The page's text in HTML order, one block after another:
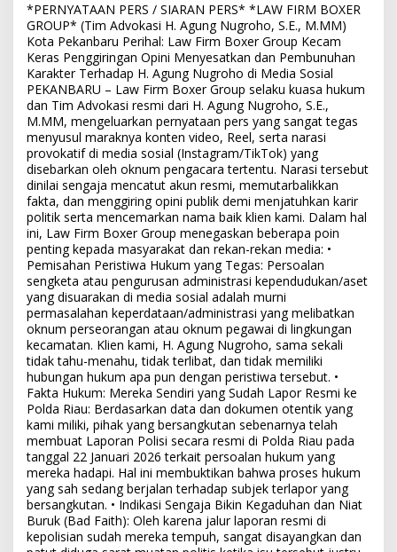
*PERNYATAAN PERS / SIARAN PERS* *LAW FIRM BOXER
GROUP* (Tim Advokasi H. Agung Nugroho, S.E., M.MM)
Kota Pekanbaru Perihal: Law Firm Boxer Group Kecam
Keras Penggiringan Opini Menyesatkan dan Pembunuhan
Karakter Terhadap H. Agung Nugroho di Media Sosial
PEKANBARU – Law Firm Boxer Group selaku kuasa hukum
dan Tim Advokasi resmi dari H. Agung Nugroho, S.E.,
M.MM, mengeluarkan pernyataan pers yang sangat tegas
menyusul maraknya konten video, Reel, serta narasi
provokatif di media sosial (Instagram/TikTok) yang
disebarkan oleh oknum pengacara tertentu. Narasi tersebut
dinilai sengaja mencatut akun resmi, memutarbalikkan
fakta, dan menggiring opini publik demi menjatuhkan karir
politik serta mencemarkan nama baik klien kami. Dalam hal
ini, Law Firm Boxer Group menegaskan beberapa poin
penting kepada masyarakat dan rekan-rekan media: •
Pemisahan Peristiwa Hukum yang Tegas: Persoalan
sengketa atau pengurusan administrasi kependudukan/aset
yang disuarakan di media sosial adalah murni
permasalahan keperdataan/administrasi yang melibatkan
oknum perseorangan atau oknum pegawai di lingkungan
kecamatan. Klien kami, H. Agung Nugroho, sama sekali
tidak tahu-menahu, tidak terlibat, dan tidak memiliki
hubungan hukum apa pun dengan peristiwa tersebut. •
Fakta Hukum: Mereka Sendiri yang Sudah Lapor Resmi ke
Polda Riau: Berdasarkan data dan dokumen otentik yang
kami miliki, pihak yang bersangkutan sebenarnya telah
membuat Laporan Polisi secara resmi di Polda Riau pada
tanggal 22 Januari 2026 terkait persoalan hukum yang
mereka hadapi. Hal ini membuktikan bahwa proses hukum
yang sah sedang berjalan terhadap subjek terlapor yang
bersangkutan. • Indikasi Sengaja Bikin Kegaduhan dan Niat
Buruk (Bad Faith): Oleh karena jalur laporan resmi di
kepolisian sudah mereka tempuh, sangat disayangkan dan